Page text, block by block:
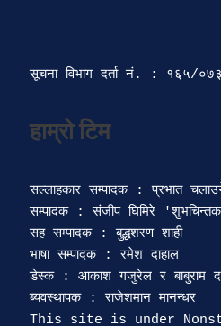
सूचना विभाग दर्ता‍ नं. : १६५/
हाम्रो टिम
सल्लाहकार सम्पादक : प्रभात
सम्पादक : संजीप घिमिरे
सह सम्पादक : बुद्धशरण शाही
भाषा सम्पादक : रमेश दाहाल
डेस्क : आकाश गजुरेल र बाबुराम
ब्यवस्थापक : राजेशमान मानन्धर